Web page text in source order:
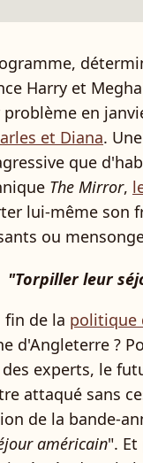
Harry et
problème en
et Diana.
que
The Mirror,
lui-même son
ou
"Torpiller leur
fin de la politique
d'Angleterre ?
experts, le
attaqué sans
de la bande-
américain".